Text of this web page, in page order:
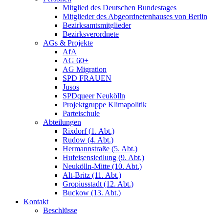
Mitglied des Deutschen Bundestages
Mitglieder des Abgeordnetenhauses von Berlin
Bezirksamtsmitglieder
Bezirksverordnete
AGs & Projekte
AfA
AG 60+
AG Migration
SPD FRAUEN
Jusos
SPDqueer Neukölln
Projektgruppe Klimapolitik
Parteischule
Abteilungen
Rixdorf (1. Abt.)
Rudow (4. Abt.)
Hermannstraße (5. Abt.)
Hufeisensiedlung (9. Abt.)
Neukölln-Mitte (10. Abt.)
Alt-Britz (11. Abt.)
Gropiusstadt (12. Abt.)
Buckow (13. Abt.)
Kontakt
Beschlüsse